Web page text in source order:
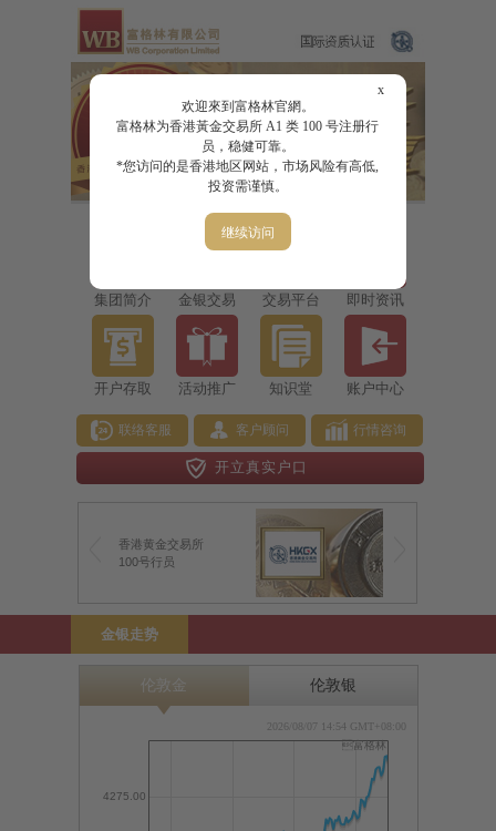
x
欢迎來到富格林官網。
富格林为香港黃金交易所 A1 类 100 号注册行
员，稳健可靠。
*您访问的是香港地区网站，市场风险有高低,
投资需谨慎。
继续访问
集团简介 金银交易 交易平台 即时资讯
开户存取 活动推广 知识堂 账户中心
联络客服 客户顾问 行情咨询
开立真实户口
香港黄金交易所
100号行员
金银走势